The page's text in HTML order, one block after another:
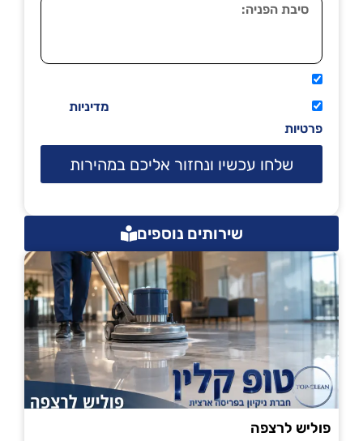
מדיניות
פרטיות
שלחו עכשיו ונחזור אליכם במהירות
שירותים נוספים
פוליש לרצפה